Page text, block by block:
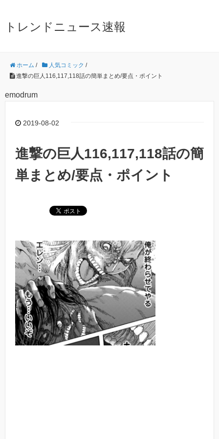
トレンドニュース速報
ホーム / 人気コミック /
進撃の巨人116,117,118話の簡単まとめ/要点・ポイント
emodrum
2019-08-02
進撃の巨人116,117,118話の簡
単まとめ/要点・ポイント